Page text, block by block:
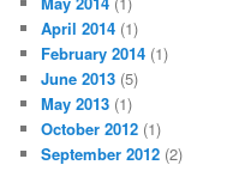
April 2014 (1)
February 2014 (1)
June 2013 (5)
May 2013 (1)
October 2012 (1)
September 2012 (2)